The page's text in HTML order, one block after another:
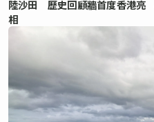
陸沙田 歷史回顧牆首度香港亮
相